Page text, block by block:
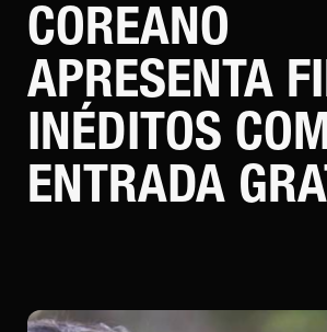
COREANO
APRESENTA
INÉDITOS
ENTRADA